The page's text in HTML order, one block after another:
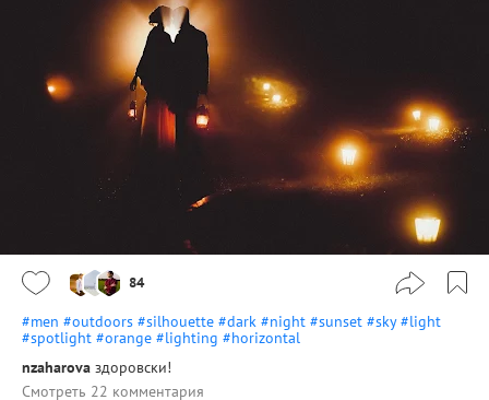
84
#men #outdoors #silhouette #dark #night #sunset #sky #light
#spotlight #orange #lighting #horizontal
nzaharova здоровски!
Смотреть 22 комментария